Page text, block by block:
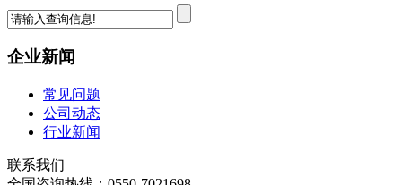
企业新闻
常见问题
公司动态
行业新闻
联系我们